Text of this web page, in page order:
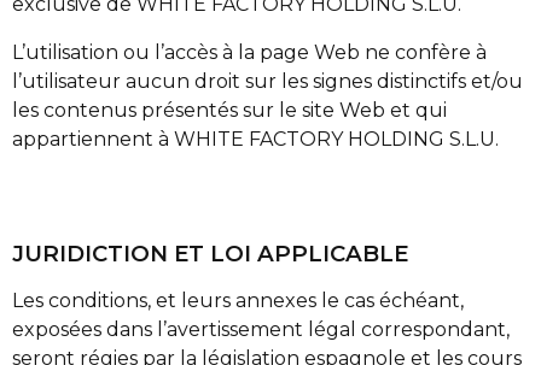
L’utilisation ou l’accès à la page Web ne confère à
l’utilisateur aucun droit sur les signes distinctifs et/ou
les contenus présentés sur le site Web et qui
appartiennent à WHITE FACTORY HOLDING S.L.U.
JURIDICTION ET LOI APPLICABLE
Les conditions, et leurs annexes le cas échéant,
exposées dans l’avertissement légal correspondant,
seront régies par la législation espagnole et les cours